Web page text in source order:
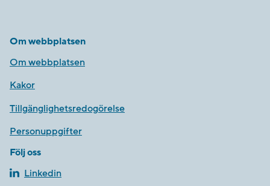
Om webbplatsen
Om webbplatsen
Kakor
Tillgänglighetsredogörelse
Personuppgifter
Följ oss
Linkedin